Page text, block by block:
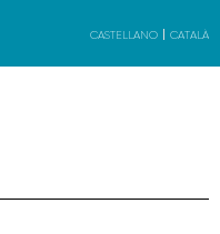
CASTELLANO CATALÀ